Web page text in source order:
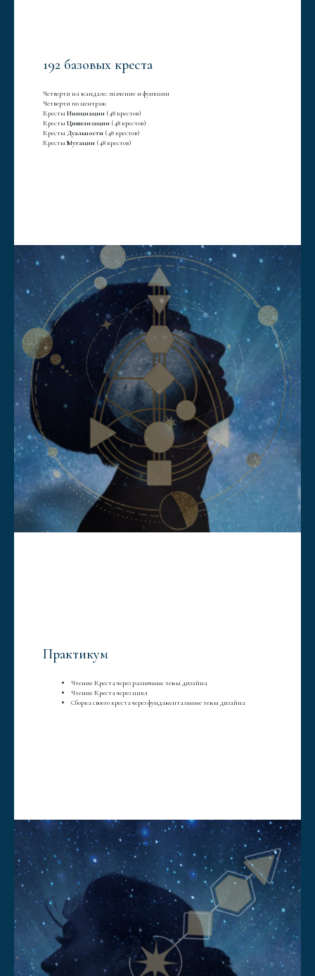
192 базовых креста
Четверти на мандале: значение и функции
Четверти по центрам
Кресты Инициации (48 крестов)
Кресты Цивилизации (48 крестов)
Кресты Дуальности (48 крестов)
Кресты Мутации (48 крестов)
Практикум
Чтение Креста через различные темы дизайна
Чтение Креста через цикл
Сборка своего креста через фундаментальные темы дизайна